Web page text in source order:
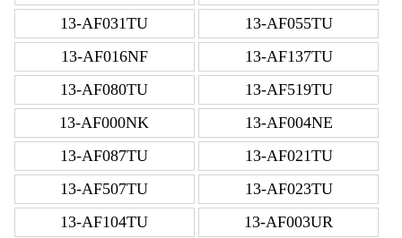
13-AF031TU
13-AF055TU
13-AF016NF
13-AF137TU
13-AF080TU
13-AF519TU
13-AF000NK
13-AF004NE
13-AF087TU
13-AF021TU
13-AF507TU
13-AF023TU
13-AF104TU
13-AF003UR